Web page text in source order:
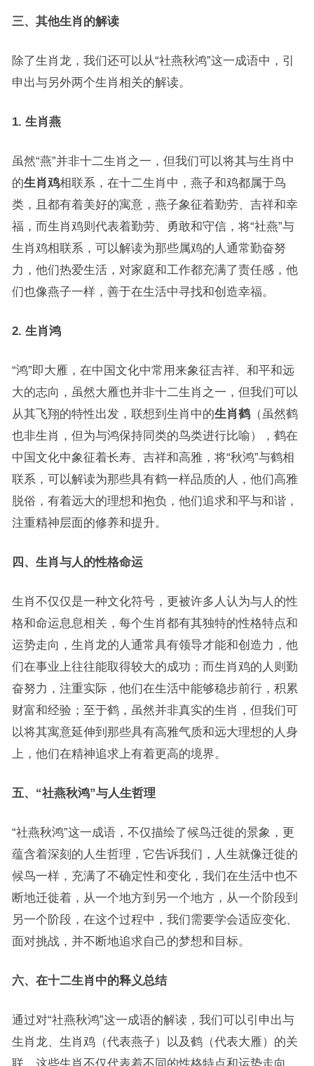
三、其他生肖的解读
除了生肖龙，我们还可以从“社燕秋鸿”这一成语中，引
申出与另外两个生肖相关的解读。
1. 生肖燕
虽然“燕”并非十二生肖之一，但我们可以将其与生肖中
的生肖鸡相联系，在十二生肖中，燕子和鸡都属于鸟
类，且都有着美好的寓意，燕子象征着勤劳、吉祥和幸
福，而生肖鸡则代表着勤劳、勇敢和守信，将“社燕”与
生肖鸡相联系，可以解读为那些属鸡的人通常勤奋努
力，他们热爱生活，对家庭和工作都充满了责任感，他
们也像燕子一样，善于在生活中寻找和创造幸福。
2. 生肖鸿
“鸿”即大雁，在中国文化中常用来象征吉祥、和平和远
大的志向，虽然大雁也并非十二生肖之一，但我们可以
从其飞翔的特性出发，联想到生肖中的生肖鹤（虽然鹤
也非生肖，但为与鸿保持同类的鸟类进行比喻），鹤在
中国文化中象征着长寿、吉祥和高雅，将“秋鸿”与鹤相
联系，可以解读为那些具有鹤一样品质的人，他们高雅
脱俗，有着远大的理想和抱负，他们追求和平与和谐，
注重精神层面的修养和提升。
四、生肖与人的性格命运
生肖不仅仅是一种文化符号，更被许多人认为与人的性
格和命运息息相关，每个生肖都有其独特的性格特点和
运势走向，生肖龙的人通常具有领导才能和创造力，他
们在事业上往往能取得较大的成功；而生肖鸡的人则勤
奋努力，注重实际，他们在生活中能够稳步前行，积累
财富和经验；至于鹤，虽然并非真实的生肖，但我们可
以将其寓意延伸到那些具有高雅气质和远大理想的人身
上，他们在精神追求上有着更高的境界。
五、“社燕秋鸿”与人生哲理
“社燕秋鸿”这一成语，不仅描绘了候鸟迁徙的景象，更
蕴含着深刻的人生哲理，它告诉我们，人生就像迁徙的
候鸟一样，充满了不确定性和变化，我们在生活中也不
断地迁徙着，从一个地方到另一个地方，从一个阶段到
另一个阶段，在这个过程中，我们需要学会适应变化、
面对挑战，并不断地追求自己的梦想和目标。
六、在十二生肖中的释义总结
通过对“社燕秋鸿”这一成语的解读，我们可以引申出与
生肖龙、生肖鸡（代表燕子）以及鹤（代表大雁）的关
联，这些生肖不仅代表着不同的性格特点和运势走向，